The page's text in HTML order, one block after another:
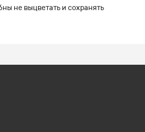
не выцветать и сохранять